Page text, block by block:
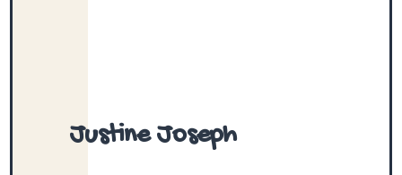
Justine Joseph